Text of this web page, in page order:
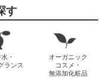
す
・
ランス
オーガニック
コスメ・
無添加化粧品